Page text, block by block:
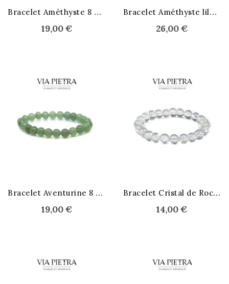
B
racelet Améthyste 8 mm
19,00 €
B
racelet Améthyste lilas 8 mm
26,00 €
B
racelet Aventurine 8 mm
19,00 €
B
racelet Cristal de Roche 8 mm
14,00 €